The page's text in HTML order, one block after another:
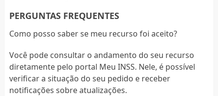
PERGUNTAS FREQUENTES
Como posso saber se meu recurso foi aceito?
Você pode consultar o andamento do seu recurso
diretamente pelo portal Meu INSS. Nele, é possível
verificar a situação do seu pedido e receber
notificações sobre atualizações.